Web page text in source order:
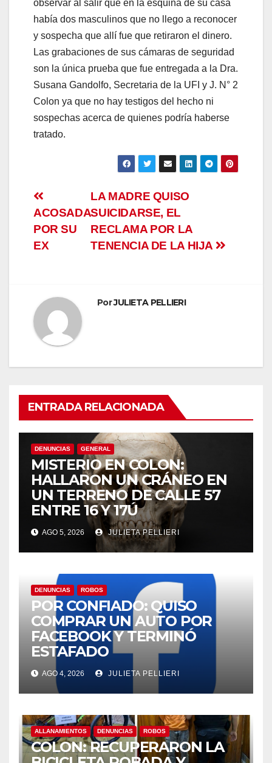
observar al salir que en la esquina de su casa
había dos masculinos que no llego a reconocer
y sospecha que allí fue que retiraron el dinero.
Las grabaciones de sus cámaras de seguridad
son la única prueba que fue entregada a la Dra.
Susana Gandolfo, Secretaria de la UFI y J. N° 2
Colon ya que no hay testigos del hecho ni
sospechas acerca de quienes podría haberse
tratado.
Navegación
de
entradas
LA MADRE QUISO
SUICIDARSE, EL
RECLAMA POR LA
TENENCIA DE LA HIJA
ACOSADA
POR SU
EX
PorJULIETA PELLIERI
ENTRADA RELACIONADA
DENUNCIAS GENERAL
MISTERIO EN COLON:
HALLARON UN CRÁNEO EN
UN TERRENO DE CALLE 57
ENTRE 16 Y 17Ú
AGO 5, 2026 JULIETA PELLIERI
DENUNCIAS ROBOS
POR CONFIADO: QUISO
COMPRAR UN AUTO POR
FACEBOOK Y TERMINÓ
ESTAFADO
AGO 4, 2026 JULIETA PELLIERI
ALLANAMIENTOS DENUNCIAS ROBOS
COLON: RECUPERARON LA